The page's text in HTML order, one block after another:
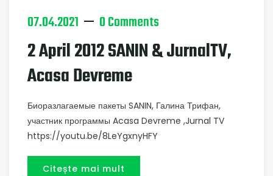
07.04.2021 0 Comments
2 April 2012 SANIN & JurnalTV,
Acasa Devreme
Биоразлагаемые пакеты SANIN, Галина Трифан,
участник программы Acasa Devreme ,Jurnal TV
https://youtu.be/8LeYgxnyHFY
Citește mai mult